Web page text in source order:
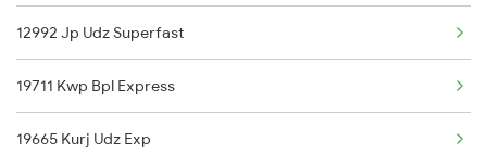
Kapasan to Reengus Trains
Kapasan to Pataunda Trains
Kapasan to Udaipur Trains
12992 Jp Udz Superfast
19711 Kwp Bpl Express
19665 Kurj Udz Exp